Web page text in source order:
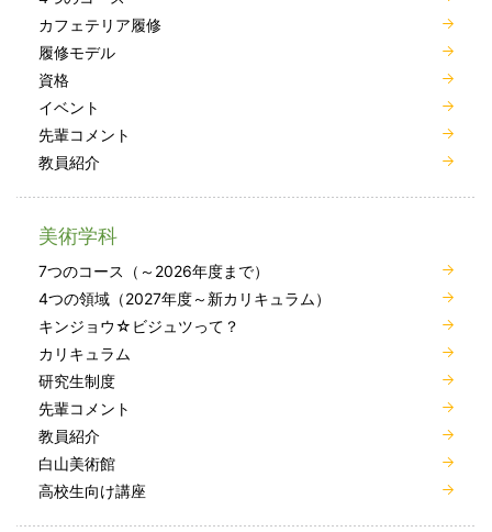
カフェテリア履修
履修モデル
資格
イベント
先輩コメント
教員紹介
美術学科
7つのコース（～2026年度まで）
4つの領域（2027年度～新カリキュラム）
キンジョウ☆ビジュツって？
カリキュラム
研究生制度
先輩コメント
教員紹介
白山美術館
高校生向け講座